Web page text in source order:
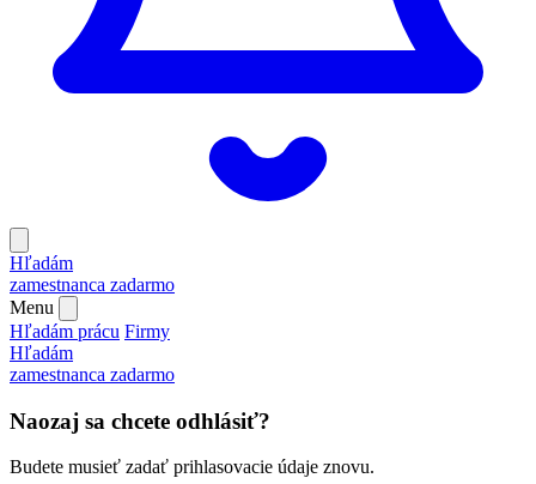
Hľadám
zamestnanca zadarmo
Menu
Hľadám prácu Firmy
Hľadám
zamestnanca zadarmo
Naozaj sa chcete odhlásiť?
Budete musieť zadať prihlasovacie údaje znovu.